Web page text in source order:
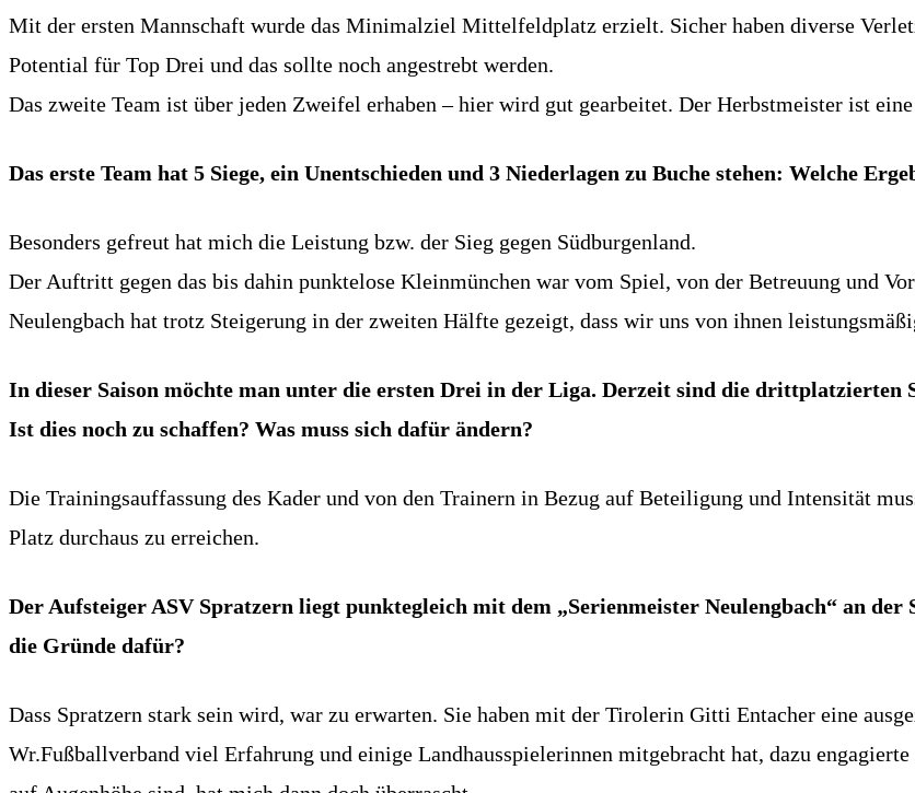
Mit der ersten Mannschaft wurde das Minimalziel Mittelfeldplatz erzielt. Sicher haben diverse
Potential für Top Drei und das sollte noch angestrebt werden.
Das zweite Team ist über jeden Zweifel erhaben – hier wird gut gearbeitet. Der Herbstmeister ist
Das erste Team hat 5 Siege, ein Unentschieden und 3 Niederlagen zu Buche stehen: Welche
Besonders gefreut hat mich die Leistung bzw. der Sieg gegen Südburgenland.
Der Auftritt gegen das bis dahin punktelose Kleinmünchen war vom Spiel, von der Betreuung und
Neulengbach hat trotz Steigerung in der zweiten Hälfte gezeigt, dass wir uns von ihnen
In dieser Saison möchte man unter die ersten Drei in der Liga. Derzeit sind die drittplatzierten
Ist dies noch zu schaffen? Was muss sich dafür ändern?
Die Trainingsauffassung des Kader und von den Trainern in Bezug auf Beteiligung und Intensität
Platz durchaus zu erreichen.
Der Aufsteiger ASV Spratzern liegt punktegleich mit dem „Serienmeister Neulengbach“ an
die Gründe dafür?
Dass Spratzern stark sein wird, war zu erwarten. Sie haben mit der Tirolerin Gitti Entacher eine
Wr.Fußballverband viel Erfahrung und einige Landhausspielerinnen mitgebracht hat, dazu